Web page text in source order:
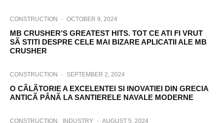
CONSTRUCTION · OCTOBER 9, 2024
MB CRUSHER’S GREATEST HITS. TOT CE ATI FI VRUT
SÃ STITI DESPRE CELE MAI BIZARE APLICATII ALE MB
CRUSHER
CONSTRUCTION · SEPTEMBER 2, 2024
O CÃLÃTORIE A EXCELENTEI SI INOVATIEI DIN GRECIA
ANTICÃ PÂNÃ LA SANTIERELE NAVALE MODERNE
CONSTRUCTION INDUSTRY · AUGUST 5, 2024